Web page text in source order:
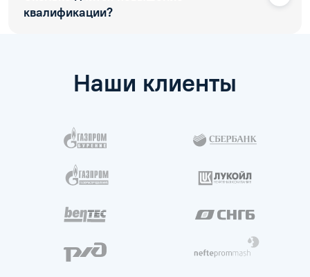
квалификации?
Наши клиенты